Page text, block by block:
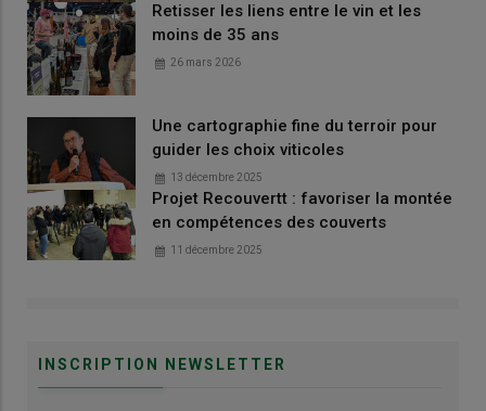
Retisser les liens entre le vin et les
moins de 35 ans
26 mars 2026
Une cartographie fine du terroir pour
guider les choix viticoles
13 décembre 2025
Projet Recouvertt : favoriser la montée
en compétences des couverts
11 décembre 2025
INSCRIPTION NEWSLETTER